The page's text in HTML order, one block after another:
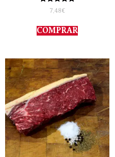
Valorado
con
de 5
7,48€
COMPRAR